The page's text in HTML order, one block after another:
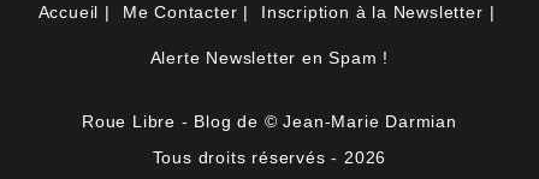
Accueil Me Contacter Inscription à la Newsletter
Alerte Newsletter en Spam !
Roue Libre - Blog de © Jean-Marie Darmian
Tous droits réservés - 2026